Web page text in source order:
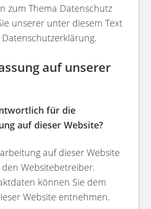
zum Thema Datenschutz
unserer unter diesem Text
auf unserer
für die
auf dieser Website?
auf dieser Website
Websitebetreiber.
können Sie dem
Website entnehmen.